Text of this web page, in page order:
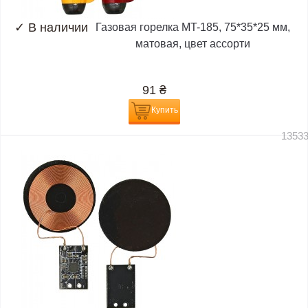
✓ В наличии
Газовая горелка MT-185, 75*35*25 мм,
матовая, цвет ассорти
91 ₴
Купить